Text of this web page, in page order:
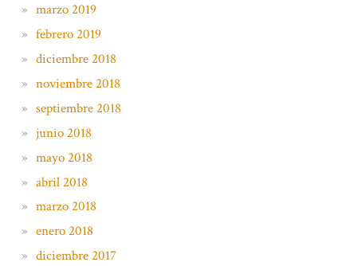
marzo 2019
febrero 2019
diciembre 2018
noviembre 2018
septiembre 2018
junio 2018
mayo 2018
abril 2018
marzo 2018
enero 2018
diciembre 2017